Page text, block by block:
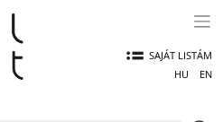
SAJÁT LISTÁM
HU
EN